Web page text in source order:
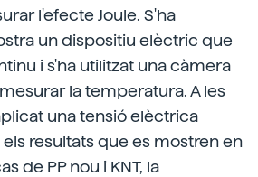
l'efecte Joule. S'ha
un dispositiu elèctric que
i s'ha utilitzat una càmera
la temperatura. A les
una tensió elèctrica
resultats que es mostren en
de PP nou i KNT, la